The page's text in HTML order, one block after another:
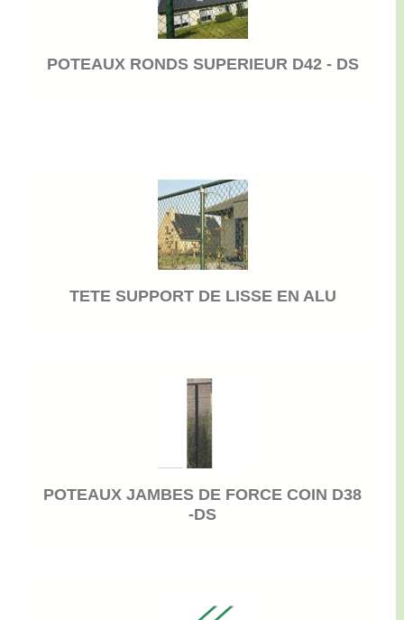
POTEAUX RONDS SUPERIEUR D42 - DS
TETE SUPPORT DE LISSE EN ALU
POTEAUX JAMBES DE FORCE COIN D38
-DS